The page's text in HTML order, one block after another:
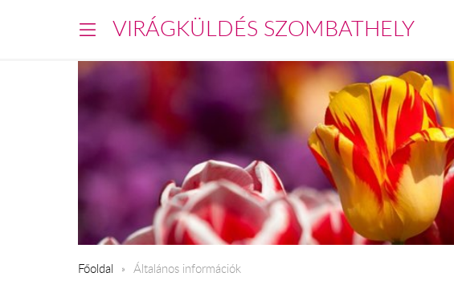
VIRÁGKÜLDÉS SZOMBATHELY
Főoldal Általános információk